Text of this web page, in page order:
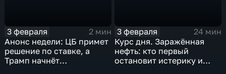
3 февраля
2 мин
Анонс недели: ЦБ примет
решение по ставке, а
Трамп начнёт
3 февраля
24 мин
Курс дня. Заражённая
нефть: кто первый
остановит истерику и